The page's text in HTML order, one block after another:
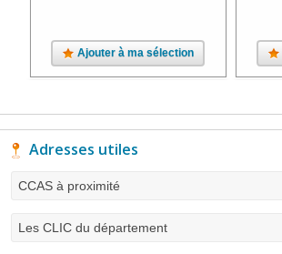
Ajouter à ma sélection
Adresses utiles
CCAS à proximité
Les CLIC du département